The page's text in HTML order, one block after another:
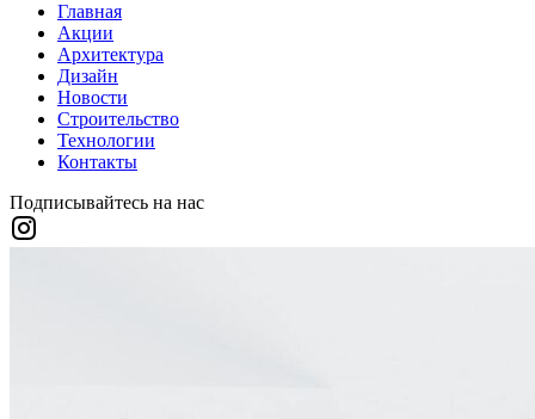
Главная
Акции
Архитектура
Дизайн
Новости
Строительство
Технологии
Контакты
Подписывайтесь на нас